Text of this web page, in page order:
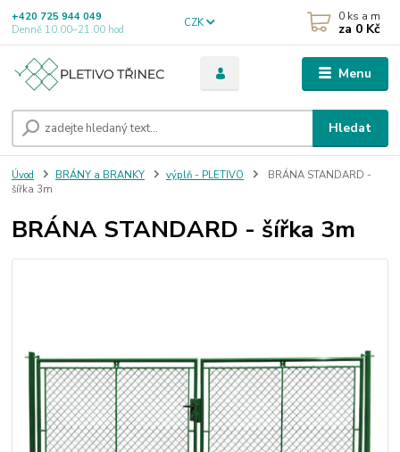
Menu
CZK
Hledat
+420 725 944 049
Denně 10.00–21.00 hod
0 ks a m
za 0 Kč
Úvod BRÁNY a BRANKY výplň - PLETIVO
BRÁNA STANDARD -
šířka 3m
BRÁNA STANDARD - šířka 3m